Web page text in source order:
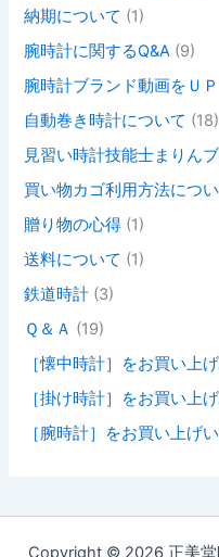
納期について (1)
腕時計に関するQ&A (9)
腕時計ブランド動画をＵＰ
自動巻き時計について (18)
見習い時計技能士まりん
買い物カゴ利用方法につ
贈り物の心得 (1)
送料について (1)
鉄道時計 (3)
Ｑ＆Ａ (19)
［懐中時計］をお買い上
［掛け時計］をお買い上
［腕時計］をお買い上げ
Copyright © 2026 正美堂